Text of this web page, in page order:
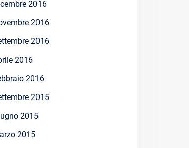
2016
2016
2016
2016
2016
2015
2015
2015